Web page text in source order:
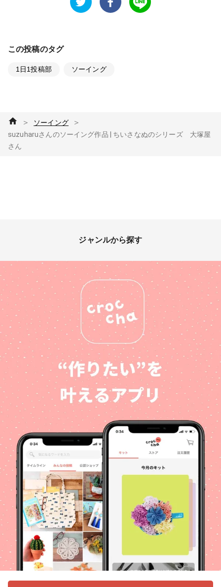
この投稿のタグ
1日1投稿部 ソーイング
＞ ソーイング ＞
suzuharuさんのソーイング作品 | ちいさなぬのシリーズ 大塚屋
さん
ジャンルから探す